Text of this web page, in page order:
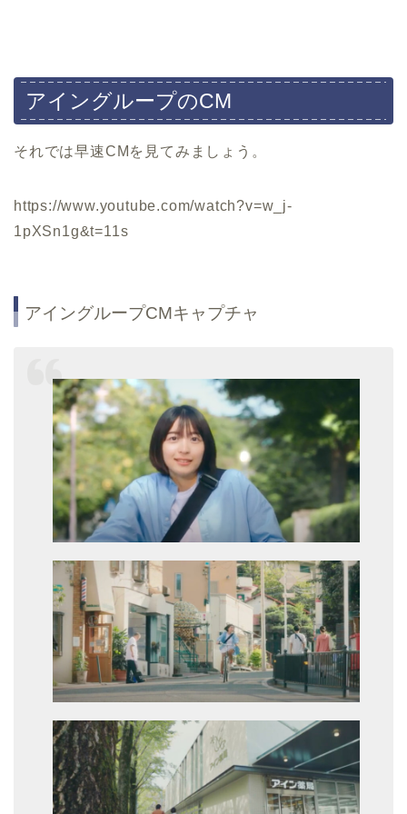
アイングループのCM
それでは早速CMを見てみましょう。
https://www.youtube.com/watch?v=w_j-
1pXSn1g&t=11s
アイングループCMキャプチャ